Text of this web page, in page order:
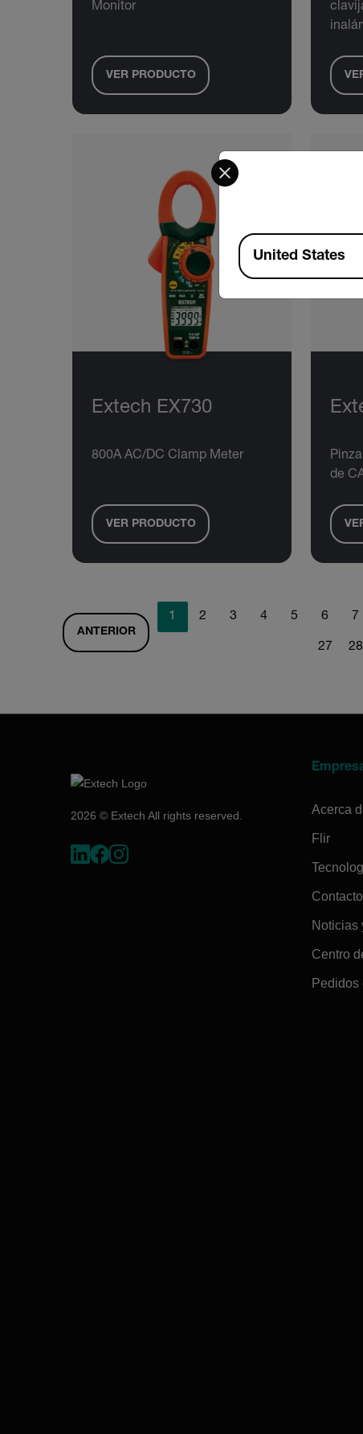
Monitor
VER PRODUCTO
Extech EX730
800A AC/DC Clamp Meter
VER PRODUCTO
de
ANTERIOR
1 2 3 4 5 6 7
27 28
2026 © Extech All rights reserved. Acerca
Flir
Contacto
Noticias
Centro
Pedidos
Select your preferred
Available Locations
United States